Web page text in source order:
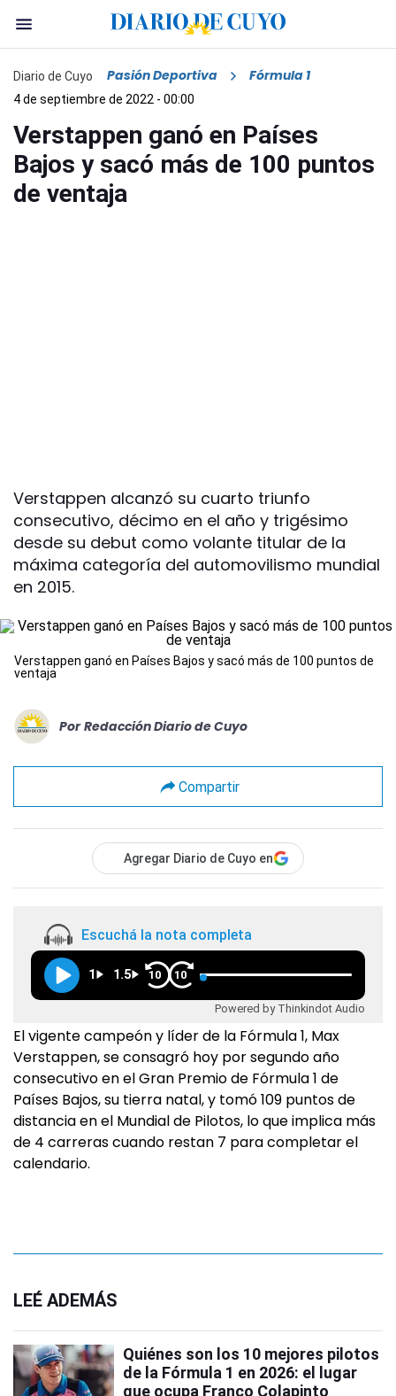
Diario de Cuyo Pasión Deportiva Fórmula 1
4 de septiembre de 2022 - 00:00
Verstappen ganó en Países
Bajos y sacó más de 100 puntos
de ventaja
Verstappen alcanzó su cuarto triunfo
consecutivo, décimo en el año y trigésimo
desde su debut como volante titular de la
máxima categoría del automovilismo mundial
en 2015.
Verstappen ganó en Países Bajos y sacó más de 100 puntos de
ventaja
Por Redacción Diario de Cuyo
Compartir
Agregar Diario de Cuyo en
Escuchá la nota completa
1 1.5 10 10
Powered by Thinkindot Audio
El vigente campeón y líder de la Fórmula 1, Max
Verstappen, se consagró hoy por segundo año
consecutivo en el Gran Premio de Fórmula 1 de
Países Bajos, su tierra natal, y tomó 109 puntos de
distancia en el Mundial de Pilotos, lo que implica más
de 4 carreras cuando restan 7 para completar el
calendario.
LEÉ ADEMÁS
Quiénes son los 10 mejores pilotos
de la Fórmula 1 en 2026: el lugar
que ocupa Franco Colapinto